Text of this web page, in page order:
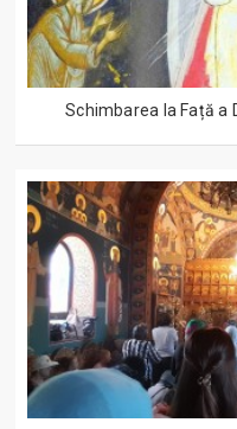
Schimbarea la Față a